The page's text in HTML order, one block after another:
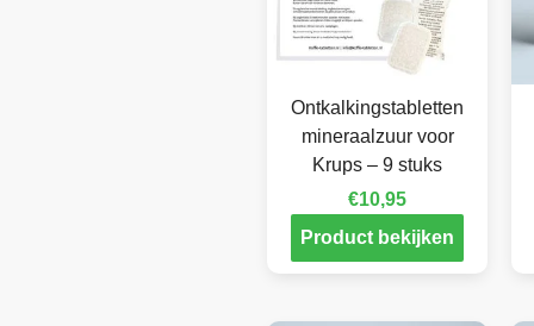
Ontkalkingstabletten
mineraalzuur voor
Krups – 9 stuks
€10,95
Product bekijken